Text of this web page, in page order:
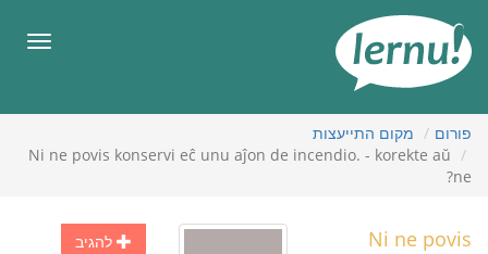
העניינים
פורום
מקום התייעצות
Ni ne povis konservi eĉ unu aĵon de incendio. - korekte aŭ
ne?
להגיב
Ni ne povis